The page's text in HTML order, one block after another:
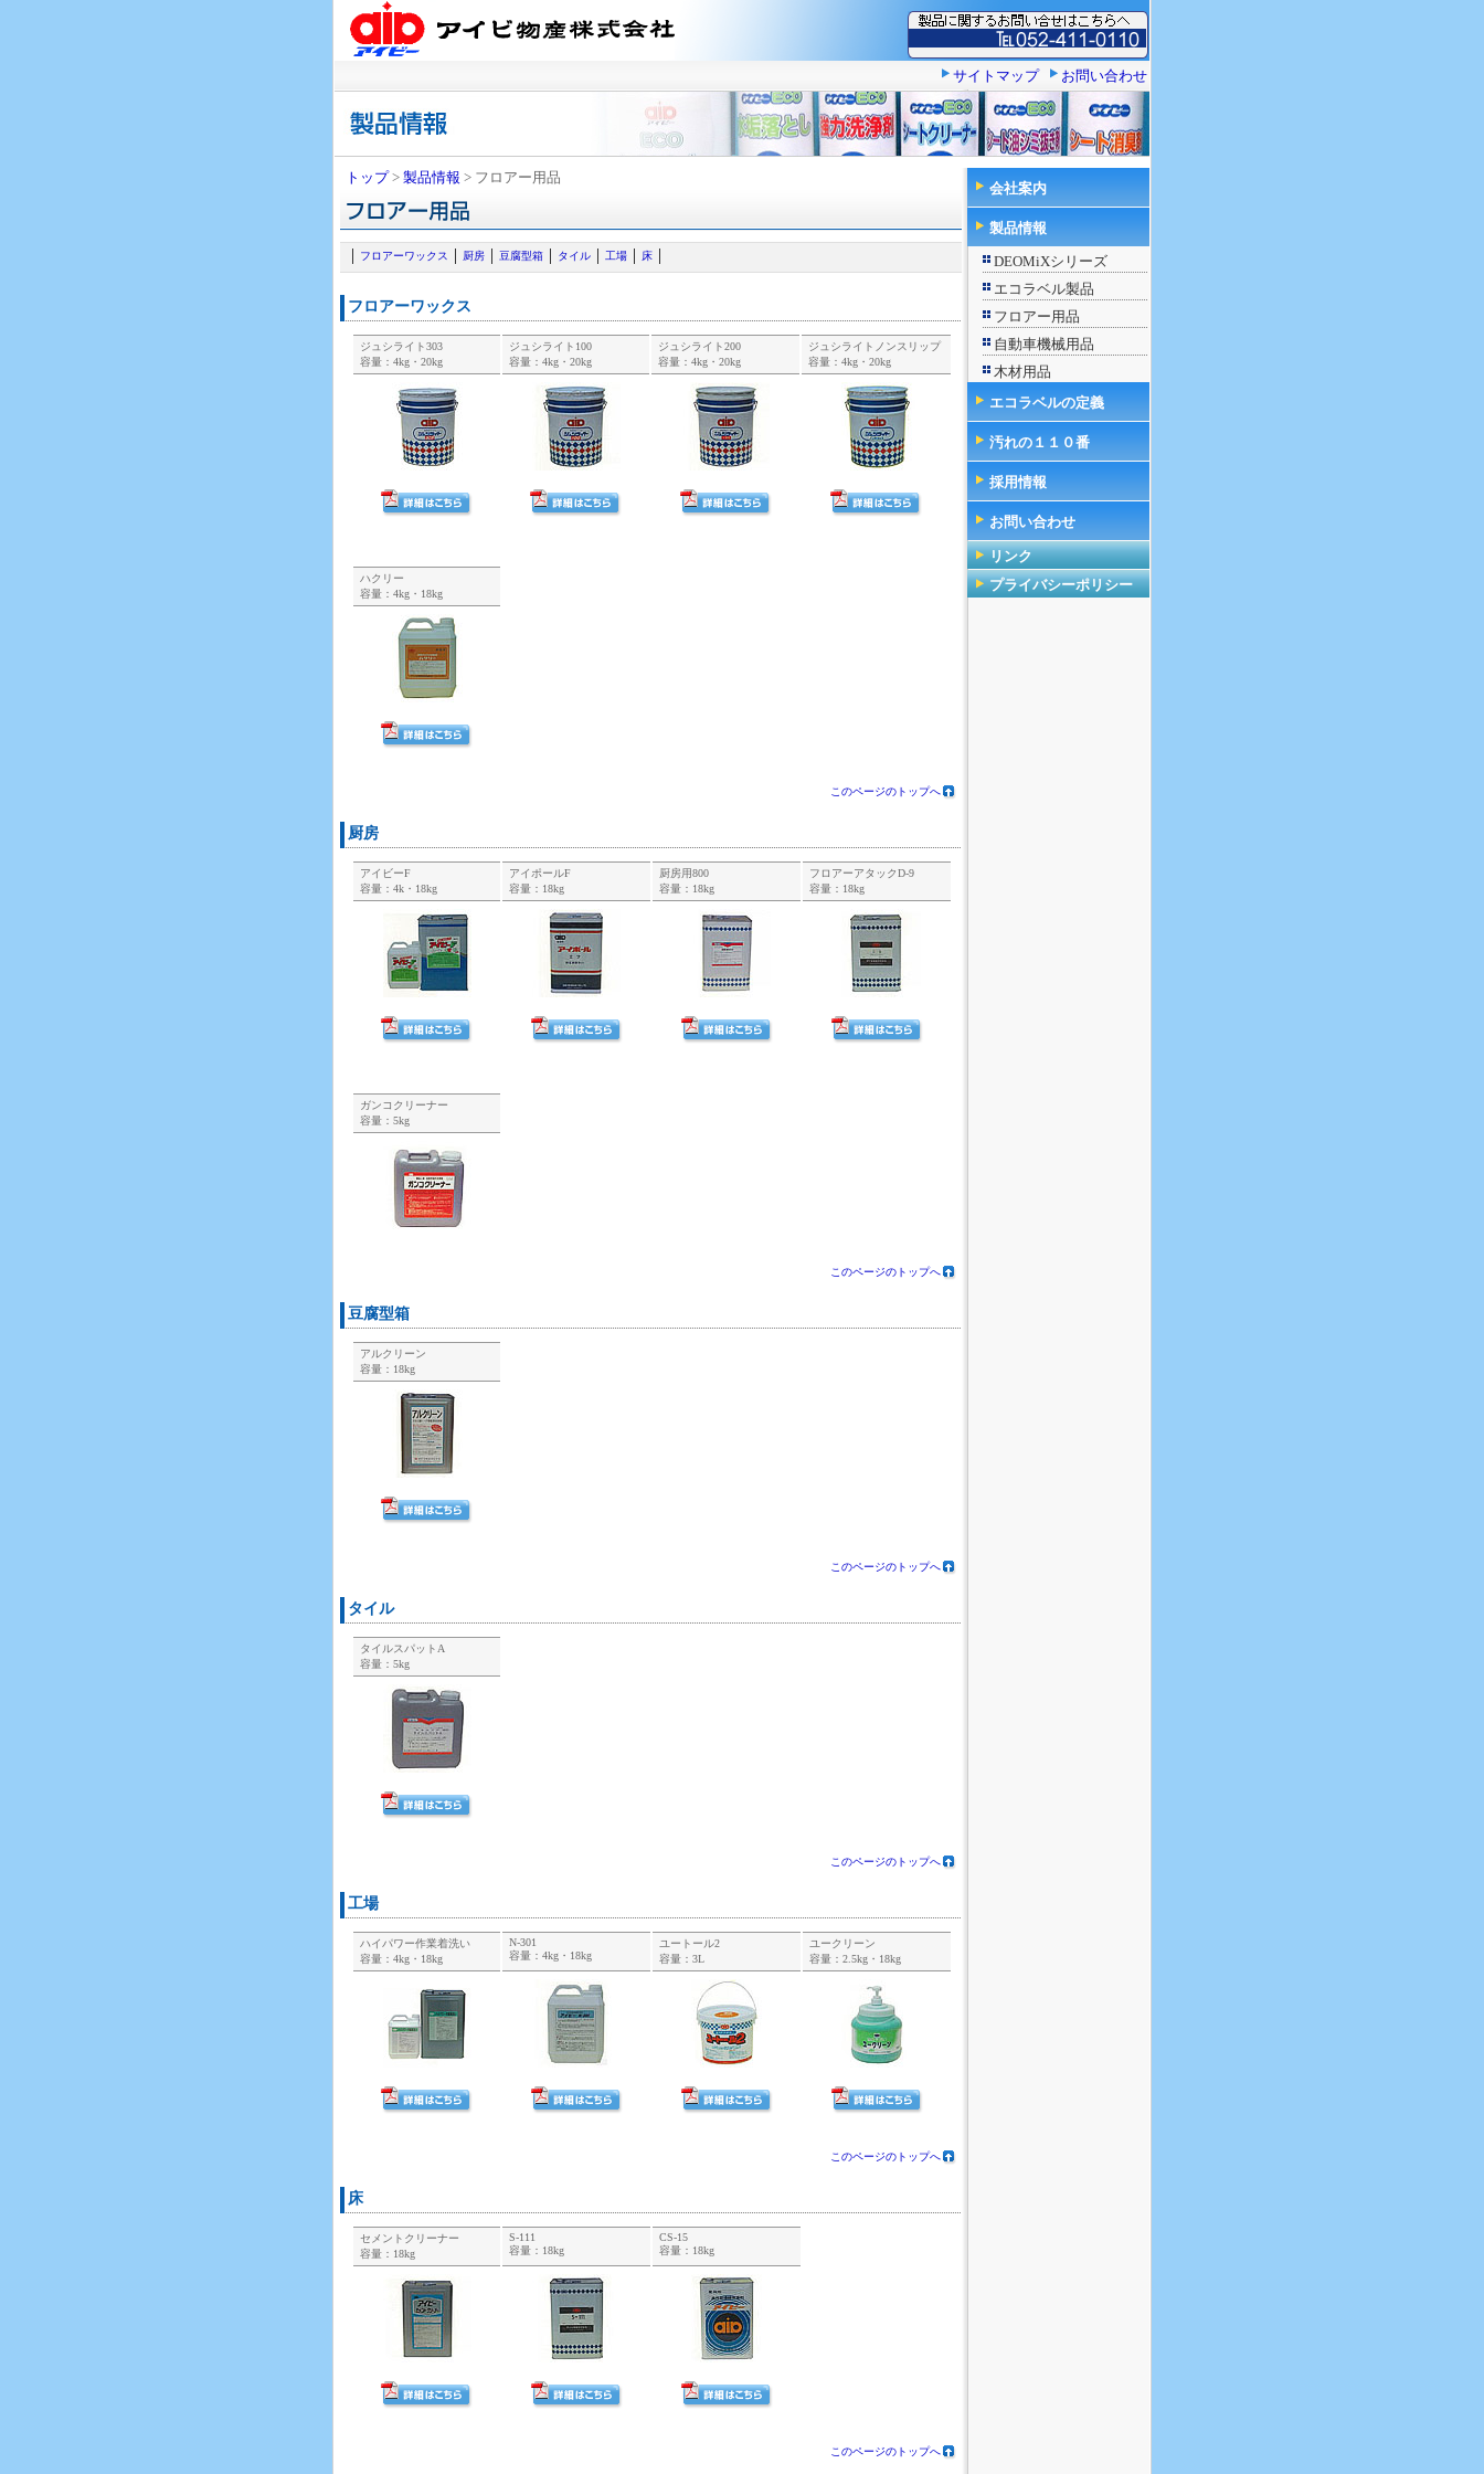
サイトマップ お問い合わせ
トップ> 製品情報 > フロアー用品
フロアーワックス 厨房 豆腐型箱 タイル 工場 床
フロアーワックス
ジュシライト303
容量：4kg・20kg
ジュシライト100
容量：4kg・20kg
ジュシライト200
容量：4kg・20kg
ジュシライトノンスリップ
容量：4kg・20kg
ハクリー
容量：4kg・18kg
このページのトップへ
厨房
アイビーF
容量：4k・18kg
アイポールF
容量：18kg
厨房用800
容量：18kg
フロアーアタックD-9
容量：18kg
ガンコクリーナー
容量：5kg
このページのトップへ
豆腐型箱
アルクリーン
容量：18kg
このページのトップへ
タイル
タイルスパットA
容量：5kg
このページのトップへ
工場
ハイパワー作業着洗い
容量：4kg・18kg
N-301
容量：4kg・18kg
ユートール2
容量：3L
ユークリーン
容量：2.5kg・18kg
このページのトップへ
床
セメントクリーナー
容量：18kg
S-111
容量：18kg
CS-15
容量：18kg
このページのトップへ
会社案内
製品情報
DEOMiXシリーズ
エコラベル製品
フロアー用品
自動車機械用品
木材用品
エコラベルの定義
汚れの１１０番
採用情報
お問い合わせ
リンク
プライバシーポリシー